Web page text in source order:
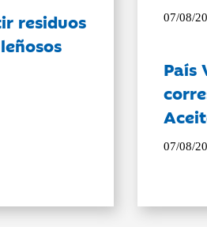
residuos
07/08/
País
07/08/